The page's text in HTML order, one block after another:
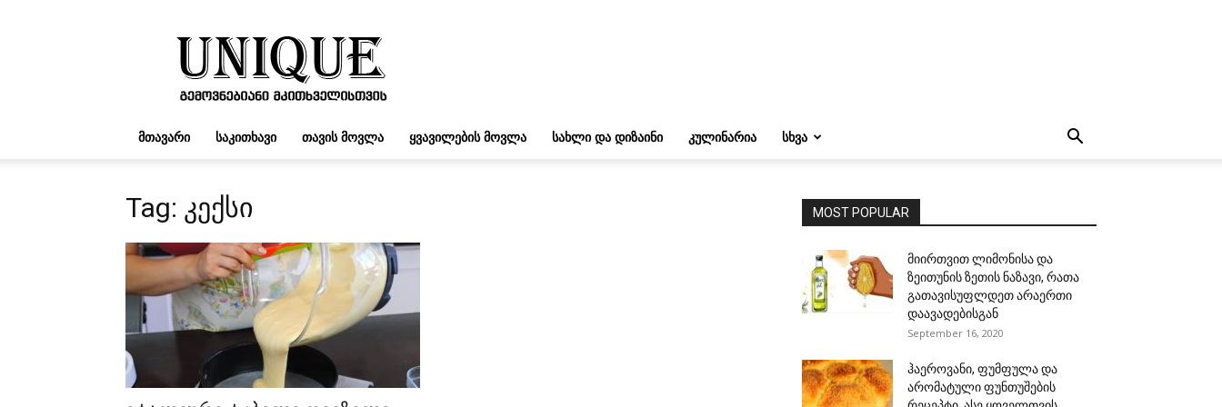
UNIQUE.GE
ᲛᲗᲐᲕᲐᲠᲘ ᲡᲐᲙᲘᲗᲮᲐᲕᲘ ᲗᲐᲕᲘᲡ ᲛᲝᲕᲚᲐ ᲧᲕᲐᲕᲘᲚᲔᲑᲘᲡ ᲛᲝᲕᲚᲐ ᲡᲐᲮᲚᲘ ᲓᲐ ᲓᲘᲖᲐᲘᲜᲘ ᲙᲣᲚᲘᲜᲐᲠᲘᲐ ᲡᲮᲕᲐ
Tag: კექსი MOST POPULAR
მიირთვით ლიმონისა და
ზეითუნის ზეთის ნაზავი, რათა
გათავისუფლდეთ არაერთი
დაავადებისგან
September 16, 2020
ჰაეროვანი, ფუმფულა და
არომატული ფუნთუშების